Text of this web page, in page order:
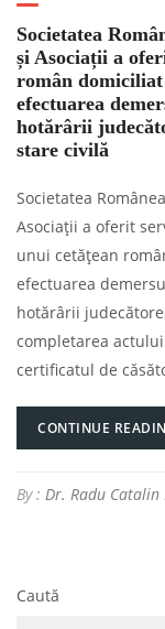
Societatea
și Asociații a
român
efectuarea
hotărârii
stare civilă
Societatea
Asociații a oferit
unui cetățean
efectuarea
hotărârii
completarea
certificatul de
CONTINUE
By : Dr. Radu Catalin
Caută